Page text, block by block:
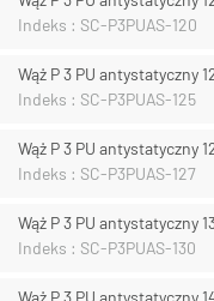
Indeks : SC-P3PUAS-120
Wąż P 3 PU antystatyczny
Indeks : SC-P3PUAS-125
Wąż P 3 PU antystatyczny
Indeks : SC-P3PUAS-127
Wąż P 3 PU antystatyczny
Indeks : SC-P3PUAS-130
Wąż P 3 PU antystatyczny